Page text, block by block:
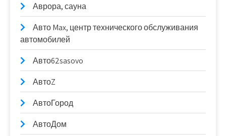
Аврора, сауна
Авто Max, центр технического обслуживания
автомобилей
Авто62sasovo
АвтоZ
АвтоГород
АвтоДом